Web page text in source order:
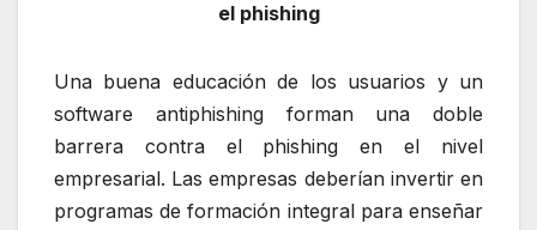
el phishing
Una buena educación de los usuarios y un
software antiphishing forman una doble
barrera contra el phishing en el nivel
empresarial. Las empresas deberían invertir en
programas de formación integral para enseñar